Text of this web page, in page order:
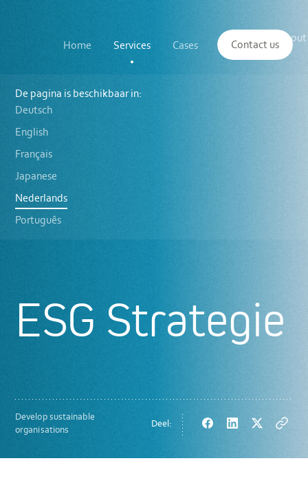
Strategie
De pagina is beschikbaar in:
Deutsch
English
Français
Japanese
Nederlands
Português
ESG Strategie
Develop sustainable
organisations
Deel: FacebookLinkedInTwitterCopy
Home Services Cases Insights
About
us
Contact us